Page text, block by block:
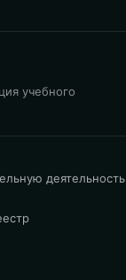
учебного
деятельность